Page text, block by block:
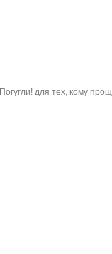
Погугли! для тех, кому